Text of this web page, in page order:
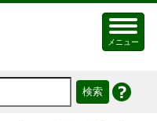
メニュー